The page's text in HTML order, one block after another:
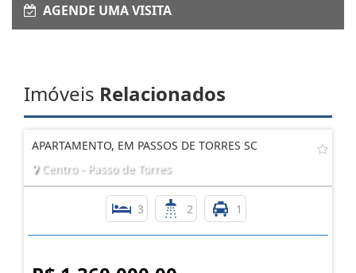
AGENDE UMA VISITA
Imóveis Relacionados
APARTAMENTO, EM PASSOS DE TORRES SC
Centro - Passo de Torres
3 2 1